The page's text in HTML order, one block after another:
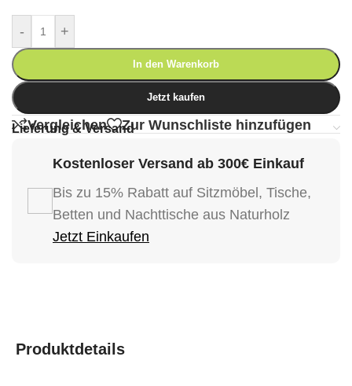
- +
In den Warenkorb
Jetzt kaufen
Vergleichen Zur Wunschliste hinzufügen
Lieferung & Versand
Kostenloser Versand ab 300€ Einkauf
Bis zu 15% Rabatt auf Sitzmöbel, Tische,
Betten und Nachttische aus Naturholz
Jetzt Einkaufen
Produktdetails